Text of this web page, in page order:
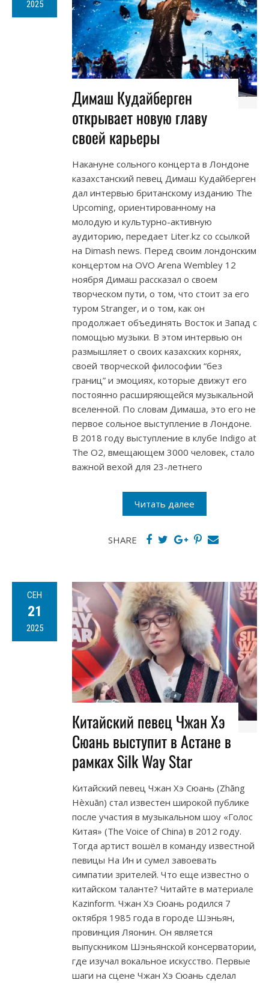
2025
Димаш Кудайберген
открывает новую главу
своей карьеры
Накануне сольного концерта в Лондоне
казахстанский певец Димаш Кудайберген
дал интервью британскому изданию The
Upcoming, ориентированному на
молодую и культурно-активную
аудиторию, передает Liter.kz со ссылкой
на Dimash news. Перед своим лондонским
концертом на OVO Arena Wembley 12
ноября Димаш рассказал о своем
творческом пути, о том, что стоит за его
туром Stranger, и о том, как он
продолжает объединять Восток и Запад с
помощью музыки. В этом интервью он
размышляет о своих казахских корнях,
своей творческой философии “без
границ” и эмоциях, которые движут его
постоянно расширяющейся музыкальной
вселенной. По словам Димаша, это его не
первое сольное выступление в Лондоне.
В 2018 году выступление в клубе Indigo at
The O2, вмещающем 3000 человек, стало
важной вехой для 23-летнего
Читать далее
SHARE
СЕН
21
2025
Китайский певец Чжан Хэ
Сюань выступит в Астане в
рамках Silk Way Star
Китайский певец Чжан Хэ Сюань (Zhāng
Hèxuān) стал известен широкой публике
после участия в музыкальном шоу «Голос
Китая» (The Voice of China) в 2012 году.
Тогда артист вошёл в команду известной
певицы На Ин и сумел завоевать
симпатии зрителей. Что еще известно о
китайском таланте? Читайте в материале
Kazinform. Чжан Хэ Сюань родился 7
октября 1985 года в городе Шэньян,
провинция Ляонин. Он является
выпускником Шэньянской консерватории,
где изучал вокальное искусство. Первые
шаги на сцене Чжан Хэ Сюань сделал